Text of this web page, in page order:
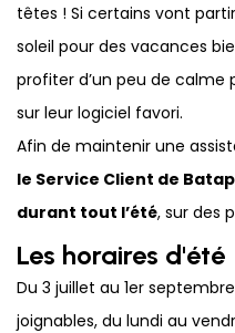
têtes ! Si certains vont
soleil pour des vacances
profiter d’un peu de
sur leur logiciel favori.
Afin de maintenir une
le Service Client de
durant tout l’été, sur des
Les horaires d'été
Du 3 juillet au 1er
joignables, du lundi au